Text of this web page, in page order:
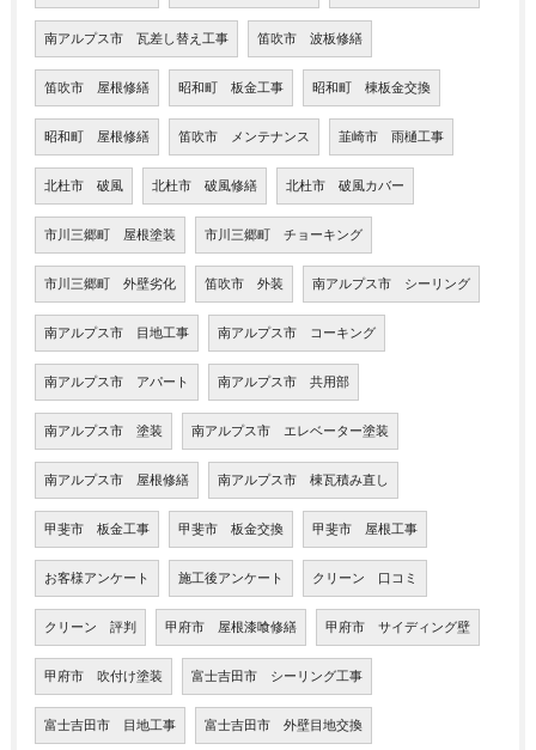
南アルプス市 瓦差し替え工事 笛吹市 波板修繕
笛吹市 屋根修繕 昭和町 板金工事 昭和町 棟板金交換
昭和町 屋根修繕 笛吹市 メンテナンス 韮崎市 雨樋工事
北杜市 破風 北杜市 破風修繕 北杜市 破風カバー
市川三郷町 屋根塗装 市川三郷町 チョーキング
市川三郷町 外壁劣化 笛吹市 外装 南アルプス市 シーリング
南アルプス市 目地工事 南アルプス市 コーキング
南アルプス市 アパート 南アルプス市 共用部
南アルプス市 塗装 南アルプス市 エレベーター塗装
南アルプス市 屋根修繕 南アルプス市 棟瓦積み直し
甲斐市 板金工事 甲斐市 板金交換 甲斐市 屋根工事
お客様アンケート 施工後アンケート クリーン 口コミ
クリーン 評判 甲府市 屋根漆喰修繕 甲府市 サイディング壁
甲府市 吹付け塗装 富士吉田市 シーリング工事
富士吉田市 目地工事 富士吉田市 外壁目地交換